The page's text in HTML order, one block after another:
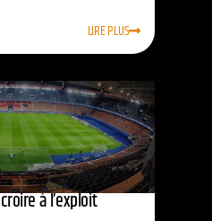
LIRE PLUS
à l’exploit